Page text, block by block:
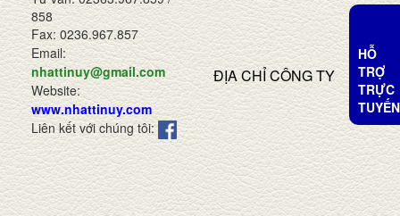
858
Fax: 0236.967.857
Email:
nhattinuy@gmail.com
Website:
www.nhattinuy.com
Liên kết với chúng tôi:
ĐỊA CHỈ CÔNG TY
HỖ
TRỢ
TRỰC
TUYẾN